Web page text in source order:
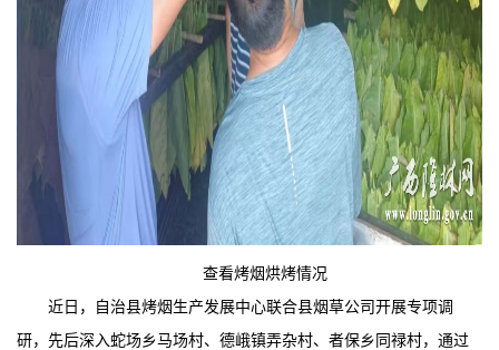
查看烤烟烘烤情况
近日，自治县烤烟生产发展中心联合县烟草公司开展专项调
研，先后深入蛇场乡马场村、德峨镇弄杂村、者保乡同禄村，通过